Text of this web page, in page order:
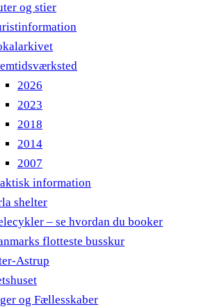
og stier
2026
2023
2018
2014
2007
information
shelter
– se hvordan du booker
flotteste busskur
Astrup
og Fællesskaber